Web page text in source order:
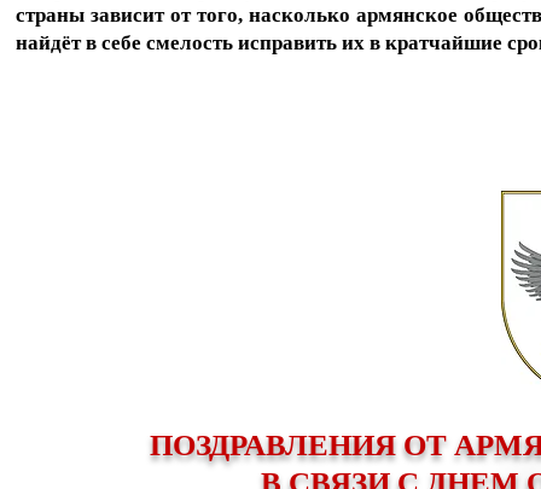
страны зависит от того, насколько армянское
найдёт в себе смелость исправить их в кратчайшие
ПОЗДРАВЛЕНИЯ ОТ
В СВЯЗИ С